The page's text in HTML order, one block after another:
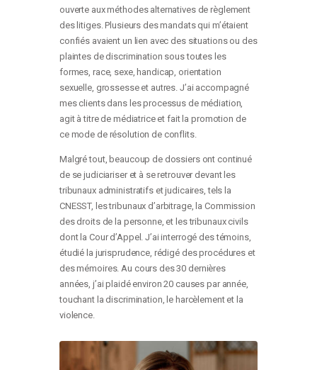
ouverte aux méthodes alternatives de règlement
des litiges. Plusieurs des mandats qui m’étaient
confiés avaient un lien avec des situations ou des
plaintes de discrimination sous toutes les
formes, race, sexe, handicap, orientation
sexuelle, grossesse et autres. J’ai accompagné
mes clients dans les processus de médiation,
agit à titre de médiatrice et fait la promotion de
ce mode de résolution de conflits.
Malgré tout, beaucoup de dossiers ont continué
de se judiciariser et à se retrouver devant les
tribunaux administratifs et judicaires, tels la
CNESST, les tribunaux d’arbitrage, la Commission
des droits de la personne, et les tribunaux civils
dont la Cour d’Appel. J’ai interrogé des témoins,
étudié la jurisprudence, rédigé des procédures et
des mémoires. Au cours des 30 dernières
années, j’ai plaidé environ 20 causes par année,
touchant la discrimination, le harcèlement et la
violence.